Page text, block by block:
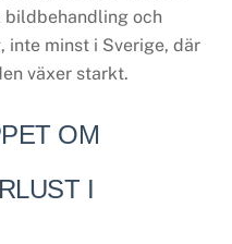
bildbehandling och
inte minst i Sverige, där
växer starkt.
OM
I